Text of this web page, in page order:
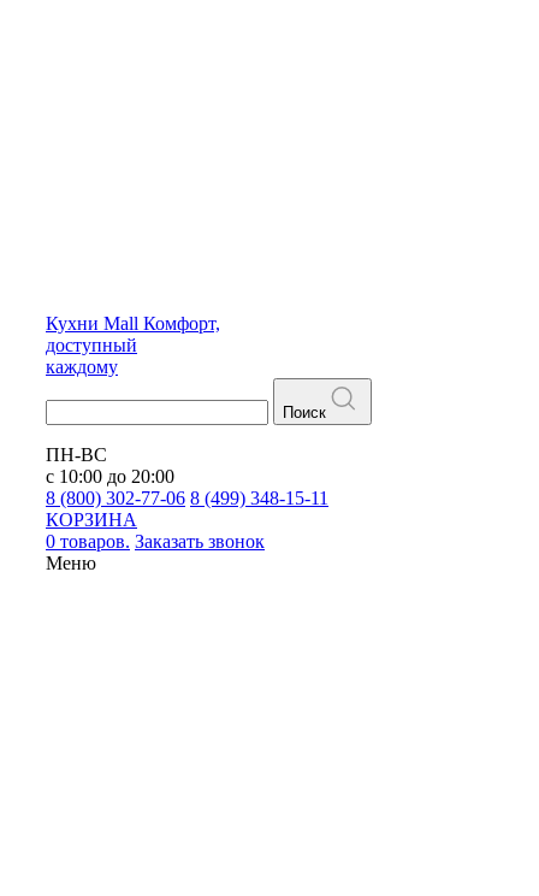
Кухни Mall Комфорт,
доступный
каждому
Поиск
ПН-ВС
с 10:00 до 20:00
8 (800) 302-77-06 8 (499) 348-15-11
КОРЗИНА
0 товаров. Заказать звонок
Меню